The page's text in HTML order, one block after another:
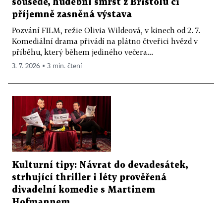
sousedé, hudební smršť z Bristolu či
příjemně zasněná výstava
Pozvání FILM, režie Olivia Wildeová, v kinech od 2. 7.
Komediální drama přivádí na plátno čtveřici hvězd v
příběhu, který během jediného večera...
3. 7. 2026 ▪ 3 min. čtení
Kulturní tipy: Návrat do devadesátek,
strhující thriller i léty prověřená
divadelní komedie s Martinem